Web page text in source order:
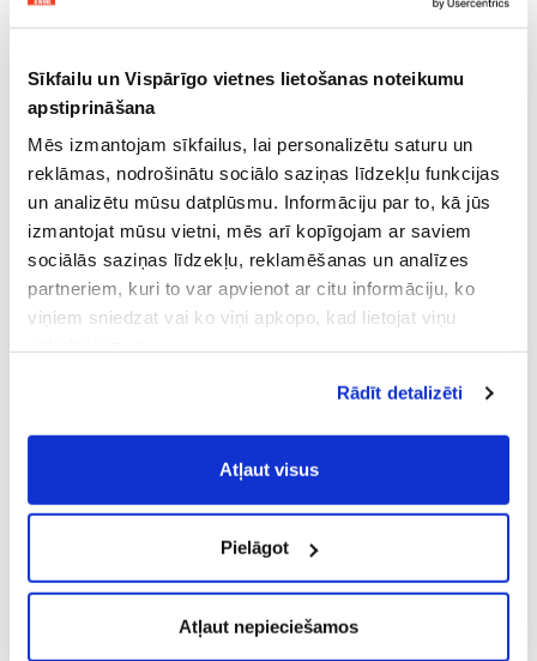
Sīkfailu un Vispārīgo vietnes lietošanas noteikumu
apstiprināšana
Mēs izmantojam sīkfailus, lai personalizētu saturu un
reklāmas, nodrošinātu sociālo saziņas līdzekļu funkcijas
un analizētu mūsu datplūsmu. Informāciju par to, kā jūs
izmantojat mūsu vietni, mēs arī kopīgojam ar saviem
sociālās saziņas līdzekļu, reklamēšanas un analīzes
partneriem, kuri to var apvienot ar citu informāciju, ko
viņiem sniedzat vai ko viņi apkopo, kad lietojat viņu
Vispārīgiem vietnes lietošanas
noteikumiem(saīsināti - VVLN).
Rādīt detalizēti
Atļaut visus
Pielāgot
Atļaut nepieciešamos